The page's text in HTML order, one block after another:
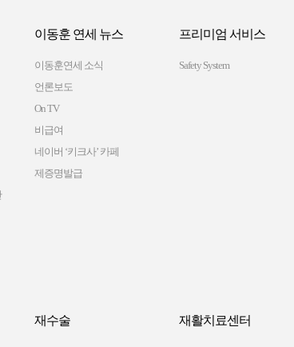
이동훈 연세 뉴스
이동훈연세 소식
언론보도
On TV
비급여
네이버 ‘키크사’ 카페
제증명발급
프리미엄 서비스
Safety System
재수술 재활치료센터